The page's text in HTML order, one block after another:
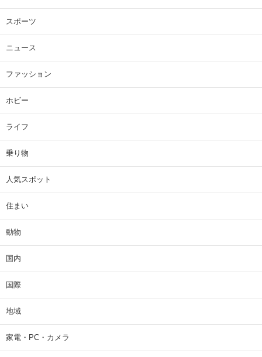
スポーツ
ニュース
ファッション
ホビー
ライフ
乗り物
人気スポット
住まい
動物
国内
国際
地域
家電・PC・カメラ